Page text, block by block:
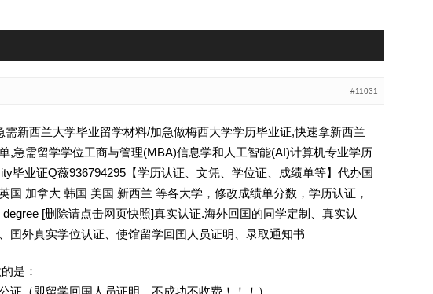
#11031
需新西兰大学毕业留学材料/加急做梅西大学学历毕业证,快速拿新西兰
,急需留学学位工商与管理(MBA)信息学和人工智能(AI)计算机专业学历
毕业证Q薇936794295【学历认证、文凭、学位证、成绩单等】代办国
国 加拿大 韩国 美国 新西兰 等各大学，修改成绩单分数，学历认证，
[删除请点击网页快照]真实认证.海外回囯的同学定制、真实认
囯外真实学位认证、使馆留学回囯人员证明、录取通知书
是：